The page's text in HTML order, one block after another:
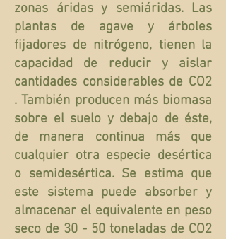
zonas áridas y semiáridas. Las
plantas de agave y árboles
fijadores de nitrógeno, tienen la
capacidad de reducir y aislar
cantidades considerables de CO2
. También producen más biomasa
sobre el suelo y debajo de éste,
de manera continua más que
cualquier otra especie desértica
o semidesértica. Se estima que
este sistema puede absorber y
almacenar el equivalente en peso
seco de 30 - 50 toneladas de CO2